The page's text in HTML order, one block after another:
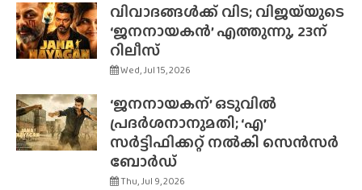
വിവാദങ്ങൾക്ക് വിട; വിജയ്‌യുടെ
‘ജനനായകൻ’ എത്തുന്നു, 23ന്
റിലീസ്
Wed, Jul 15, 2026
‘ജനനായകന്’ ഒടുവിൽ
പ്രദർശനാനുമതി; ‘എ’
സർട്ടിഫിക്കറ്റ് നൽകി സെൻസർ
ബോർഡ്
Thu, Jul 9, 2026